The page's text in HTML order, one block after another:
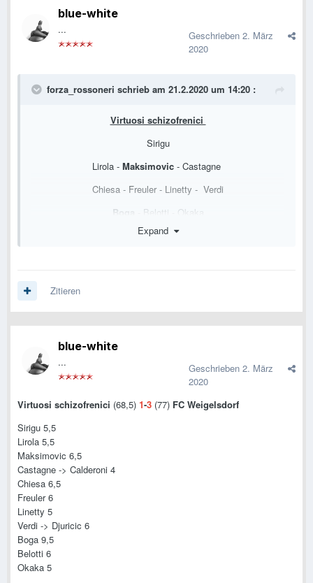
blue-white
... Geschrieben 2. März
2020
forza_rossoneri schrieb am 21.2.2020 um 14:20 :
Virtuosi schizofrenici
Sirigu
Lirola - Maksimovic - Castagne
Chiesa - Freuler - Linetty - Verdi
Boga
- Belotti - Okaka
, Calderoni, Bonifazi, Djuricic
Expand
Zitieren
blue-white
... Geschrieben 2. März
2020
Virtuosi schizofrenici (68,5) 1-3 (77) FC Weigelsdorf
Sirigu 5,5
Lirola 5,5
Maksimovic 6,5
Castagne -> Calderoni 4
Chiesa 6,5
Freuler 6
Linetty 5
Verdi -> Djuricic 6
Boga 9,5
Belotti 6
Okaka 5